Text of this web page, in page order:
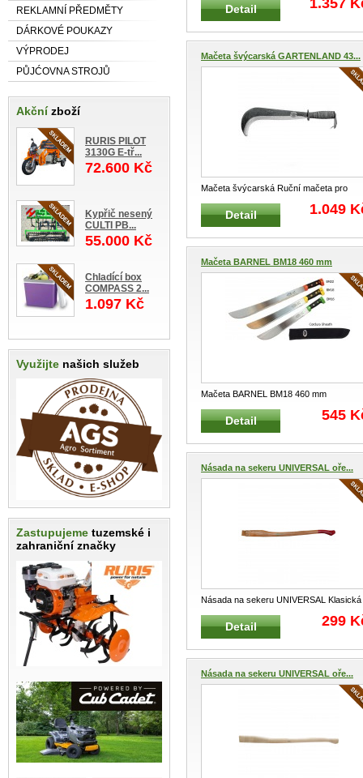
REKLAMNÍ PŘEDMĚTY
DÁRKOVÉ POUKAZY
VÝPRODEJ
PŮJĆOVNA STROJŮ
Akčnízboží
RURIS PILOT
3130G E-tř...
72.600 Kč
Kypřič nesený
CULTI PB...
55.000 Kč
Chladící box
COMPASS 2...
1.097 Kč
Využijte našich služeb
Zastupujeme tuzemské i
zahraniční značky
Detail 1.357
Mačeta švýcarská GARTENLAND 43...
Mačeta švýcarská Ruční mačeta pro
manuální těžbu, výsek a údržbu zele
...
Detail 1.049
Mačeta BARNEL BM18 460 mm
Mačeta BARNEL BM18 460 mm
Profesionální mačeta Přesně vyvážená
Če... Detail 545
Násada na sekeru UNIVERSAL oře...
Násada na sekeru UNIVERSAL Klasická
násada na sekeru Materiál : kva...
Detail 299
Násada na sekeru UNIVERSAL oře...